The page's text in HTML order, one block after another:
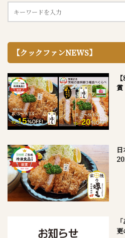
【クックファンNEWS】
賞
更